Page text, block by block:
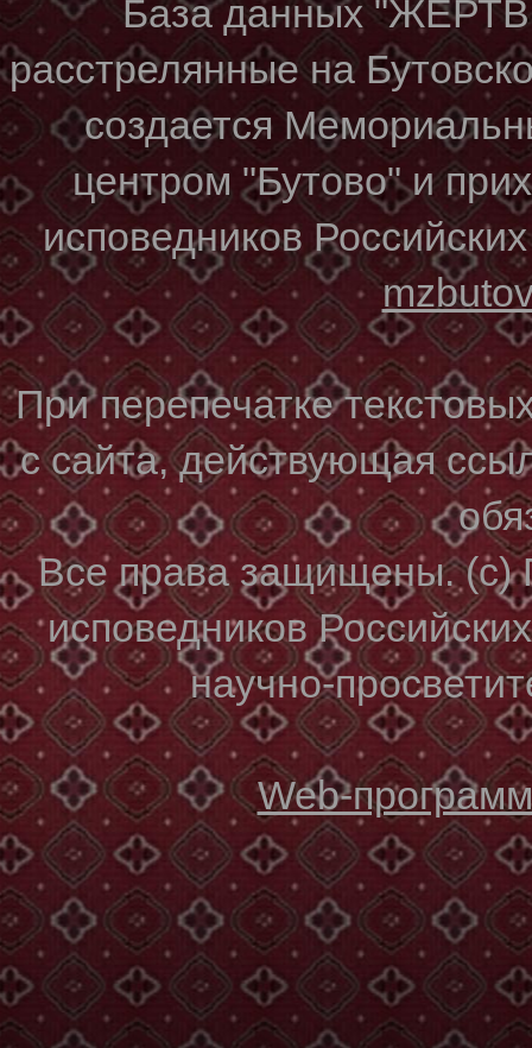
База данных
расстрелянные на
создается
центром "Бутово" и
исповедников
При перепечатке
с сайта, действующая
Все права защищены. (с)
исповедников
научно-
Web-